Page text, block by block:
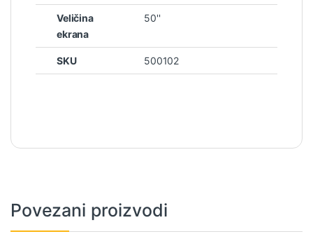
Veličina
ekrana
50''
SKU 500102
Povezani proizvodi